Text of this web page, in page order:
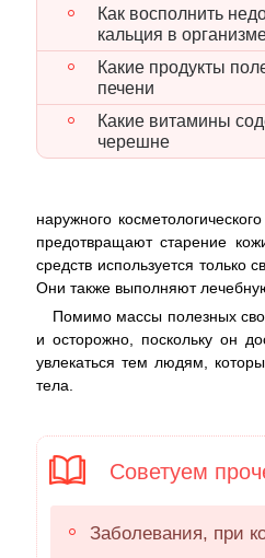
Как восполнить
кальция в
Какие продукты
печени
Какие витамины
черешне
наружного
предотвращают старение
средств используется
Они также выполняют
Помимо массы полезных
и осторожно, поскольку он
увлекаться тем людям,
тела.
Советуем
Заболевания, при